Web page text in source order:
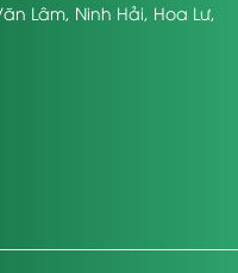
Lâm, Ninh Hải, Hoa Lư,